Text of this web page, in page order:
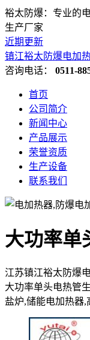
裕太防爆：专业的
生产厂家
近期更新
镇江裕太防爆电加
咨询电话： 0511-
首页
公司简介
新闻中心
产品展示
荣誉资质
生产设备
联系我们
大功率单
江苏镇江裕太防爆
大功率单头电热管
盐炉,储能电加热器